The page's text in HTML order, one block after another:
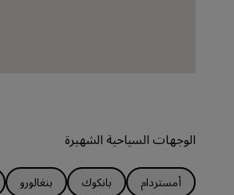
الوجهات السياحية الشهيرة
أمستردام بانكوك بنغالورو